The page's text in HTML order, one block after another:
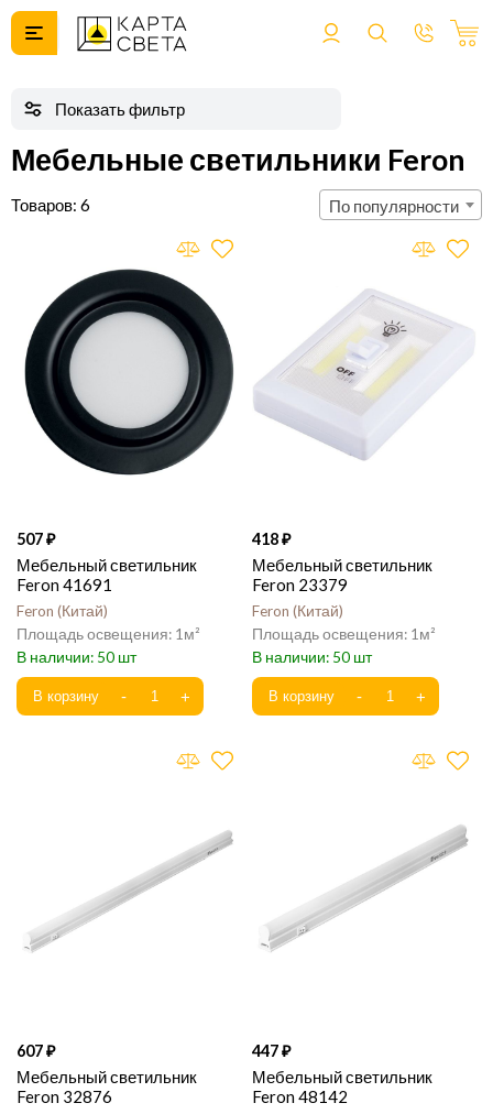
Мебельные светильники Feron
6 По популярности
507
Мебельный светильник
Feron 41691
Feron Китай
1
50
418
Мебельный светильник
Feron 23379
Feron Китай
1
50
607
Мебельный светильник
Feron 32876
447
Мебельный светильник
Feron 48142